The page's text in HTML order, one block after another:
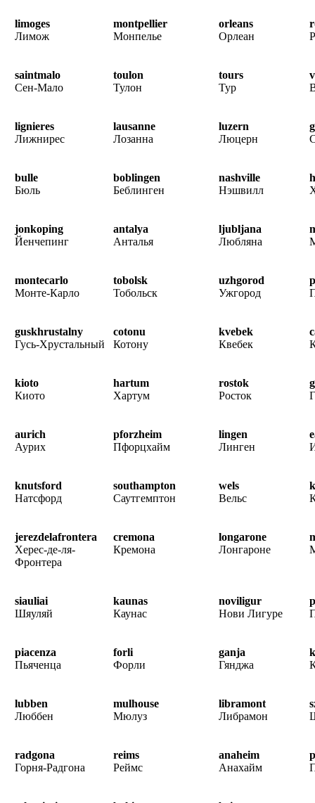
limoges
Лимож
montpellier
Монпелье
orleans
Орлеан
saintmalo
Сен-Мало
toulon
Тулон
tours
Тур
lignieres
Лижнирес
lausanne
Лозанна
luzern
Люцерн
bulle
Бюль
boblingen
Беблинген
nashville
Нэшвилл
jonkoping
Йенчепинг
antalya
Анталья
ljubljana
Любляна
montecarlo
Монте-Карло
tobolsk
Тобольск
uzhgorod
Ужгород
guskhrustalny
Гусь-Хрустальный
cotonu
Котону
kvebek
Квебек
kioto
Киото
hartum
Хартум
rostok
Росток
aurich
Аурих
pforzheim
Пфорцхайм
lingen
Линген
knutsford
Натсфорд
southampton
Саутгемптон
wels
Вельс
jerezdelafrontera
Херес-де-ля-
Фронтера
cremona
Кремона
longarone
Лонгароне
siauliai
Шяуляй
kaunas
Каунас
noviligur
Нови Лигуре
piacenza
Пьяченца
forli
Форли
ganja
Гянджа
lubben
Люббен
mulhouse
Мюлуз
libramont
Либрамон
radgona
Горня-Радгона
reims
Реймс
anaheim
Анахайм